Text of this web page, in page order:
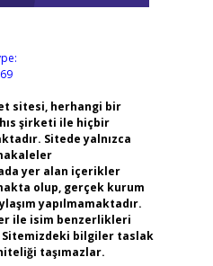
sitesi, herhangi bir
şirketi ile hiçbir
Sitede yalnızca
yer alan içerikler
olup, gerçek kurum
yapılmamaktadır.
ile isim benzerlikleri
bilgiler taslak
taşımazlar.